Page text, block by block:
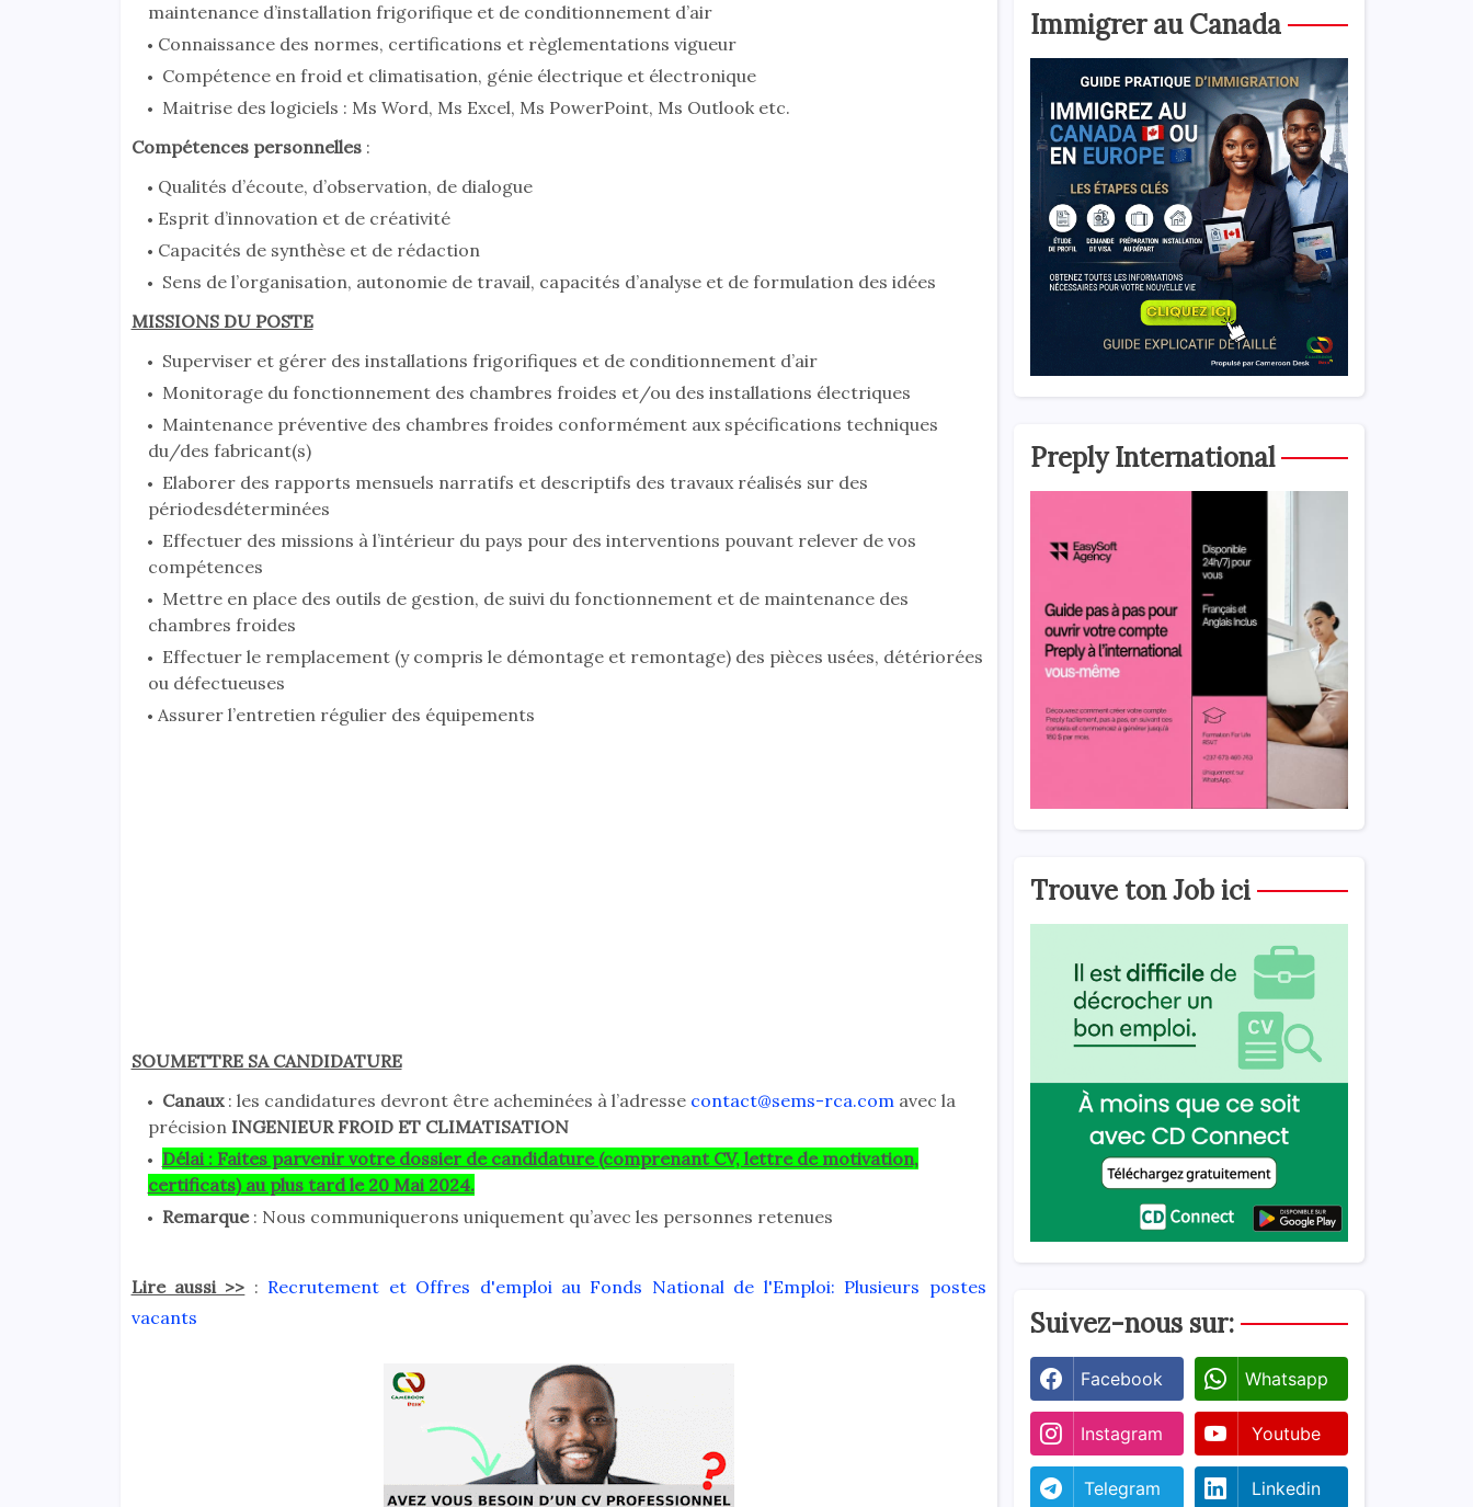
maintenance d’installation frigorifique et de conditionnement d’air
Connaissance des normes, certifications et règlementations vigueur
Compétence en froid et climatisation, génie électrique et électronique
Maitrise des logiciels : Ms Word, Ms Excel, Ms PowerPoint, Ms Outlook etc.
Compétences personnelles:
Qualités d’écoute, d’observation, de dialogue
Esprit d’innovation et de créativité
Capacités de synthèse et de rédaction
Sens de l’organisation, autonomie de travail, capacités d’analyse et de formulation des idées
MISSIONS DU POSTE
Superviser et gérer des installations frigorifiques et de conditionnement d’air
Monitorage du fonctionnement des chambres froides et/ou des installations électriques
Maintenance préventive des chambres froides conformément aux spécifications techniques
du/des fabricant(s)
Elaborer des rapports mensuels narratifs et descriptifs des travaux réalisés sur des
périodesdéterminées
Effectuer des missions à l’intérieur du pays pour des interventions pouvant relever de vos
compétences
Mettre en place des outils de gestion, de suivi du fonctionnement et de maintenance des
chambres froides
Effectuer le remplacement (y compris le démontage et remontage) des pièces usées, détériorées
ou défectueuses
Assurer l’entretien régulier des équipements
SOUMETTRE SA CANDIDATURE
Canaux: les candidatures devront être acheminées à l’adresse contact@sems-rca.comavec la
précision INGENIEUR FROID ET CLIMATISATION
Délai : Faites parvenir votre dossier de candidature (comprenant CV, lettre de motivation,
certificats) au plus tard le 20 Mai 2024.
Remarque: Nous communiquerons uniquement qu’avec les personnes retenues
Lire aussi >> : Recrutement et Offres d'emploi au Fonds National de l'Emploi: Plusieurs postes
vacants
Immigrer au Canada
Preply International
Trouve ton Job ici
Suivez-nous sur:
Facebook Whatsapp
Instagram Youtube
Telegram Linkedin